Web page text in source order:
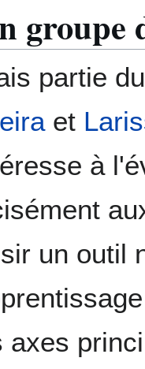
groupe
partie
et
à
un outil
axes